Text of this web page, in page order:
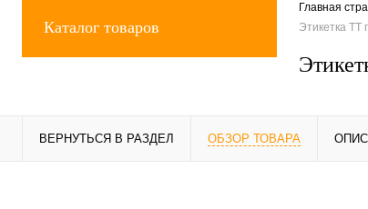
Каталог товаров
Главная
Этикетка ТТ
ВЕРНУТЬСЯ В РАЗДЕЛ ОБЗОР ТОВАРА